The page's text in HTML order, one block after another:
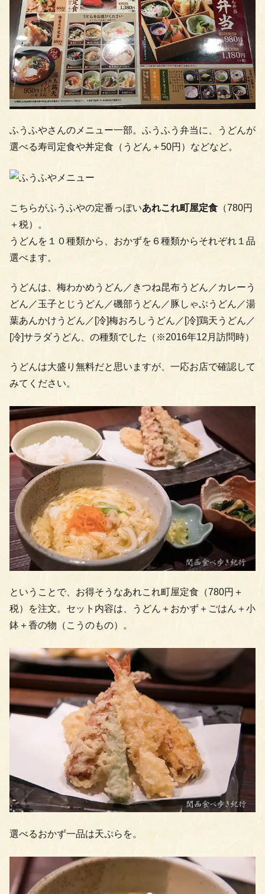
ふうふやさんのメニュー一部。ふうふう弁当に、うどんが
選べる寿司定食や丼定食（うどん＋50円）などなど。
こちらがふうふやの定番っぽいあれこれ町屋定食 （780円
＋税）。
うどんを１０種類から、おかずを６種類からそれぞれ１品
選べます。
うどんは、梅わかめうどん／きつね昆布うどん／カレーう
どん／玉子とじうどん／磯部うどん／豚しゃぶうどん／湯
葉あんかけうどん／[冷]梅おろしうどん／[冷]鶏天うどん／
[冷]サラダうどん、の種類でした（※2016年12月訪問時）
うどんは大盛り無料だと思いますが、一応お店で確認して
みてください。
ということで、お得そうなあれこれ町屋定食（780円＋
税）を注文。セット内容は、うどん＋おかず＋ごはん＋小
鉢＋香の物（こうのもの）。
選べるおかず一品は天ぷらを。